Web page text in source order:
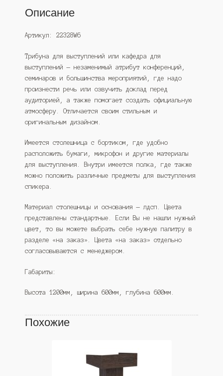
Описание
Артикул: 22328W6
Трибуна для выступлений или кафедра для
выступлений — незаменимый атрибут конференций,
семинаров и большинства мероприятий, где надо
произнести речь или озвучить доклад перед
аудиторией, а также помогает создать официальную
атмосферу. Отличается своим стильным и
оригинальным дизайном.
Имеется столешница с бортиком, где удобно
расположить бумаги, микрофон и другие материалы
для выступления. Внутри имеется полка, где также
можно положить различные предметы для выступления
спикера.
Материал столешницы и основания — лдсп. Цвета
представлены стандартные. Если Вы не нашли нужный
цвет, то вы можете выбрать себе нужную палитру в
разделе «на заказ». Цвета «на заказ» отдельно
согласовываются с менеджером.
Габариты:
Высота 1200мм, ширина 600мм, глубина 600мм.
Похожие